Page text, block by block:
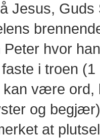
Jesus,
Peter hvor
i troen
kan være ord,
og
at